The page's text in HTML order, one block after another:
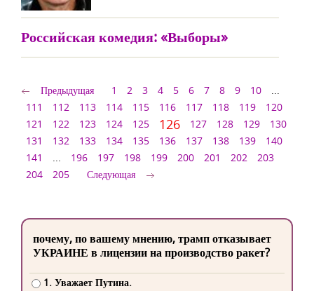
Российская комедия: «Выборы»
Предыдущая 1 2 3 4 5 6 7 8 9 10
...
111
112 113 114 115 116 117 118 119
120
121
122 123 124 125 126 127 128 129
130
131
132 133 134 135 136 137 138 139
140
141
... 196 197 198 199 200 201 202
203
204
205 Следующая
почему, по вашему мнению, трамп отказывает
УКРАИНЕ в лицензии на производство ракет?
1. Уважает Путина.